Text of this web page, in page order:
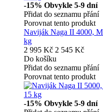
-15% Obvykle 5-9 dní
Přidat do seznamu přání
Porovnat tento produkt
Naviják Naga II 4000,
kg
2 995 Kč 2 545 Kč
Do košíku
Přidat do seznamu přání
Porovnat tento produkt
-15% Obvykle 5-9 dní